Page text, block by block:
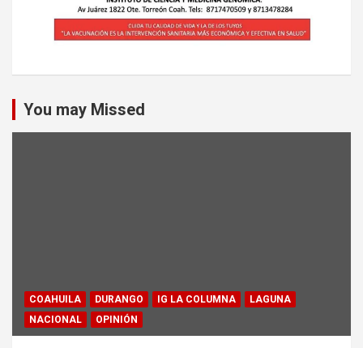
You may Missed
COAHUILA DURANGO IG LA COLUMNA
LAGUNA
NACIONAL
OPINIÓN